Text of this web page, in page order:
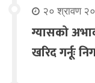
२० श्रावण
ग्यासको
खरिद गर्नूः